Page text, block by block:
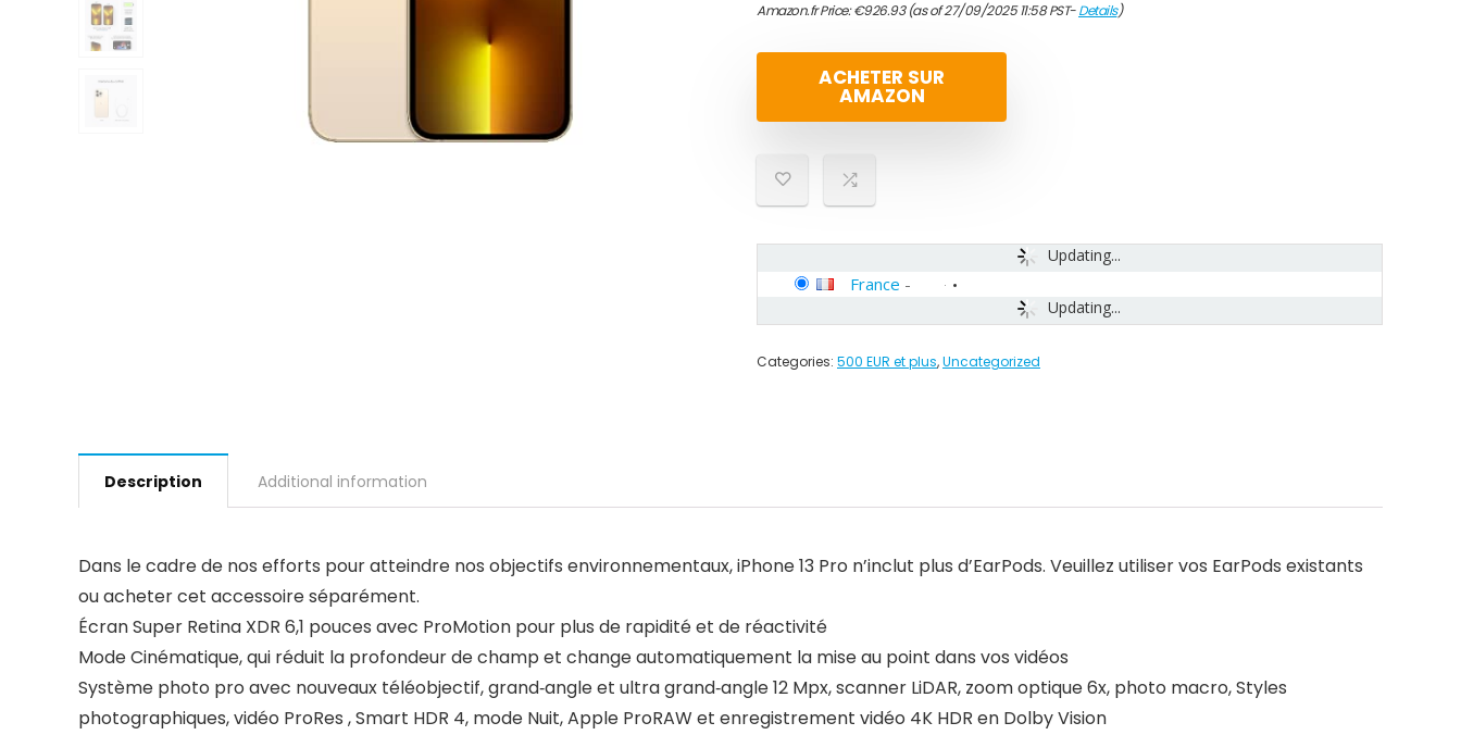
Amazon.fr Price:€926.93(as of 27/09/2025 11:58 PST-Details)
ACHETER SUR
AMAZON
Updating...
Updating...
France -
Categories: 500 EUR et plus,Uncategorized
Description Additional information
Dans le cadre de nos efforts pour atteindre nos objectifs environnementaux, iPhone 13 Pro n’inclut plus d’EarPods. Veuillez utiliser vos EarPods existants
ou acheter cet accessoire séparément.
Écran Super Retina XDR 6,1 pouces avec ProMotion pour plus de rapidité et de réactivité
Mode Cinématique, qui réduit la profondeur de champ et change automatiquement la mise au point dans vos vidéos
Système photo pro avec nouveaux téléobjectif, grand‑angle et ultra grand‑angle 12 Mpx, scanner LiDAR, zoom optique 6x, photo macro, Styles
photographiques, vidéo ProRes , Smart HDR 4, mode Nuit, Apple ProRAW et enregistrement vidéo 4K HDR en Dolby Vision